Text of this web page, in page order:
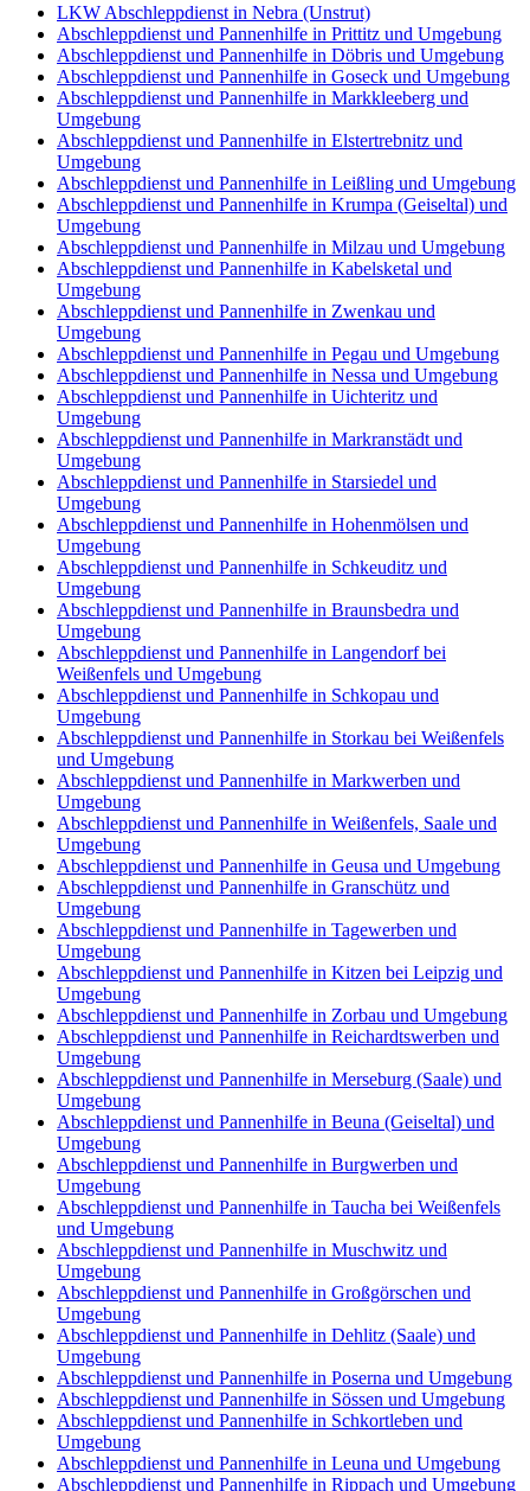
LKW Abschleppdienst in Nebra (Unstrut)
Abschleppdienst und Pannenhilfe in Prittitz und Umgebung
Abschleppdienst und Pannenhilfe in Döbris und Umgebung
Abschleppdienst und Pannenhilfe in Goseck und Umgebung
Abschleppdienst und Pannenhilfe in Markkleeberg und
Umgebung
Abschleppdienst und Pannenhilfe in Elstertrebnitz und
Umgebung
Abschleppdienst und Pannenhilfe in Leißling und Umgebung
Abschleppdienst und Pannenhilfe in Krumpa (Geiseltal) und
Umgebung
Abschleppdienst und Pannenhilfe in Milzau und Umgebung
Abschleppdienst und Pannenhilfe in Kabelsketal und
Umgebung
Abschleppdienst und Pannenhilfe in Zwenkau und
Umgebung
Abschleppdienst und Pannenhilfe in Pegau und Umgebung
Abschleppdienst und Pannenhilfe in Nessa und Umgebung
Abschleppdienst und Pannenhilfe in Uichteritz und
Umgebung
Abschleppdienst und Pannenhilfe in Markranstädt und
Umgebung
Abschleppdienst und Pannenhilfe in Starsiedel und
Umgebung
Abschleppdienst und Pannenhilfe in Hohenmölsen und
Umgebung
Abschleppdienst und Pannenhilfe in Schkeuditz und
Umgebung
Abschleppdienst und Pannenhilfe in Braunsbedra und
Umgebung
Abschleppdienst und Pannenhilfe in Langendorf bei
Weißenfels und Umgebung
Abschleppdienst und Pannenhilfe in Schkopau und
Umgebung
Abschleppdienst und Pannenhilfe in Storkau bei Weißenfels
und Umgebung
Abschleppdienst und Pannenhilfe in Markwerben und
Umgebung
Abschleppdienst und Pannenhilfe in Weißenfels, Saale und
Umgebung
Abschleppdienst und Pannenhilfe in Geusa und Umgebung
Abschleppdienst und Pannenhilfe in Granschütz und
Umgebung
Abschleppdienst und Pannenhilfe in Tagewerben und
Umgebung
Abschleppdienst und Pannenhilfe in Kitzen bei Leipzig und
Umgebung
Abschleppdienst und Pannenhilfe in Zorbau und Umgebung
Abschleppdienst und Pannenhilfe in Reichardtswerben und
Umgebung
Abschleppdienst und Pannenhilfe in Merseburg (Saale) und
Umgebung
Abschleppdienst und Pannenhilfe in Beuna (Geiseltal) und
Umgebung
Abschleppdienst und Pannenhilfe in Burgwerben und
Umgebung
Abschleppdienst und Pannenhilfe in Taucha bei Weißenfels
und Umgebung
Abschleppdienst und Pannenhilfe in Muschwitz und
Umgebung
Abschleppdienst und Pannenhilfe in Großgörschen und
Umgebung
Abschleppdienst und Pannenhilfe in Dehlitz (Saale) und
Umgebung
Abschleppdienst und Pannenhilfe in Poserna und Umgebung
Abschleppdienst und Pannenhilfe in Sössen und Umgebung
Abschleppdienst und Pannenhilfe in Schkortleben und
Umgebung
Abschleppdienst und Pannenhilfe in Leuna und Umgebung
Abschleppdienst und Pannenhilfe in Rippach und Umgebung